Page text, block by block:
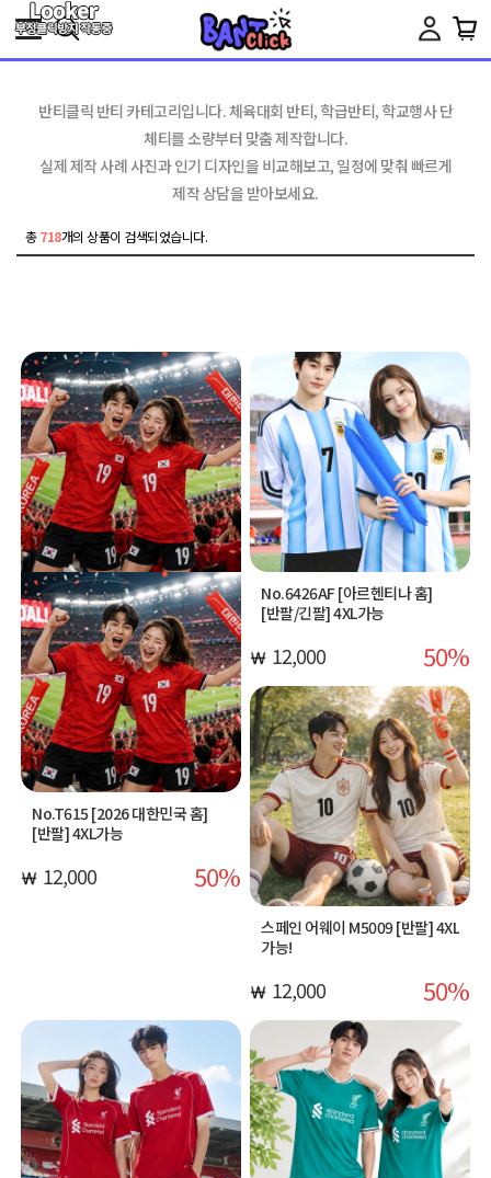
Toggle
반티클릭 반티 카테고리입니다. 체육대회 반티, 학급반티, 학교행사 단
체티를 소량부터 맞춤 제작합니다.
실제 제작 사례 사진과 인기 디자인을 비교해보고, 일정에 맞춰 빠르게
제작 상담을 받아보세요.
총718개의 상품이 검색되었습니다.
No.T615 [2026 대한민국 홈]
[반팔] 4XL가능
12,000 50
No.6426AF [아르헨티나 홈]
[반팔/긴팔] 4XL가능
12,000 50
스페인 어웨이 M5009 [반팔] 4XL
가능!
12,000 50